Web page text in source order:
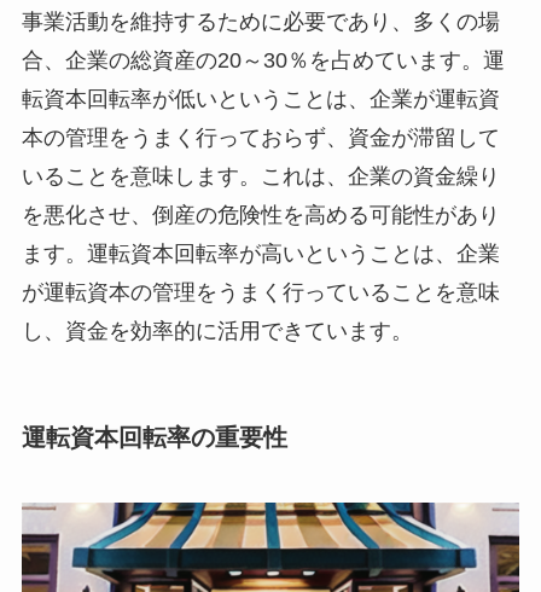
事業活動を維持するために必要であり、多くの場
合、企業の総資産の20～30％を占めています。 運
転資本回転率が低いということは、企業が運転資
本の管理をうまく行っておらず、資金が滞留して
いることを意味します。これは、企業の資金繰り
を悪化させ、倒産の危険性を高める可能性があり
ます。運転資本回転率が高いということは、企業
が運転資本の管理をうまく行っていることを意味
し、資金を効率的に活用できています。
運転資本回転率の重要性